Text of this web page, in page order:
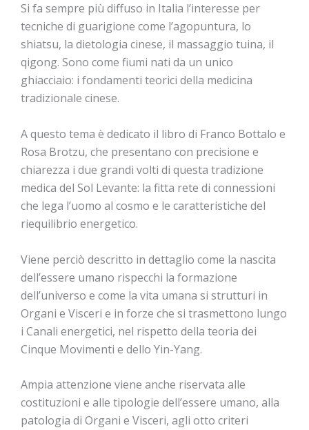
Si fa sempre più diffuso in Italia l’interesse per
tecniche di guarigione come l’agopuntura, lo
shiatsu, la dietologia cinese, il massaggio tuina, il
qigong. Sono come fiumi nati da un unico
ghiacciaio: i fondamenti teorici della medicina
tradizionale cinese.
A questo tema è dedicato il libro di Franco Bottalo e
Rosa Brotzu, che presentano con precisione e
chiarezza i due grandi volti di questa tradizione
medica del Sol Levante: la fitta rete di connessioni
che lega l’uomo al cosmo e le caratteristiche del
riequilibrio energetico.
Viene perciò descritto in dettaglio come la nascita
dell’essere umano rispecchi la formazione
dell’universo e come la vita umana si strutturi in
Organi e Visceri e in forze che si trasmettono lungo
i Canali energetici, nel rispetto della teoria dei
Cinque Movimenti e dello Yin-Yang.
Ampia attenzione viene anche riservata alle
costituzioni e alle tipologie dell’essere umano, alla
patologia di Organi e Visceri, agli otto criteri